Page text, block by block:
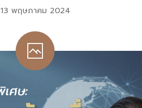
13 พฤษภาคม 2024